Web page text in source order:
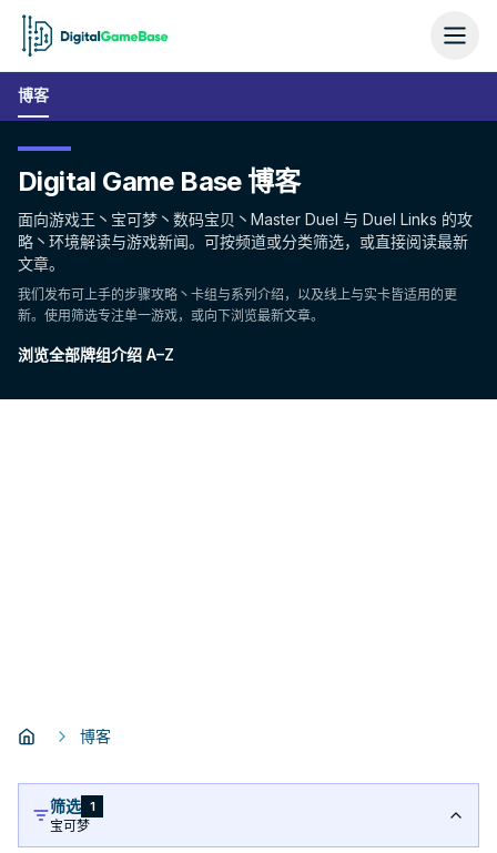
博客
Digital Game Base 博客
面向游戏王丶宝可梦丶数码宝贝丶Master Duel 与 Duel Links 的攻
略丶环境解读与游戏新闻。可按频道或分类筛选，或直接阅读最新
文章。
我们发布可上手的步骤攻略丶卡组与系列介绍，以及线上与实卡皆适用的更
新。使用筛选专注单一游戏，或向下浏览最新文章。
浏览全部牌组介绍 A–Z
博客
筛选 1
宝可梦